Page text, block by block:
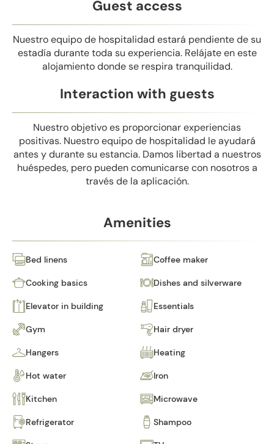
Guest access
Nuestro equipo de hospitalidad estará pendiente de su
estadía durante toda su experiencia. Relájate en este
alojamiento donde se respira tranquilidad.
Interaction with guests
Nuestro objetivo es proporcionar experiencias
positivas. Nuestro equipo de hospitalidad le ayudará
antes y durante su estancia. Damos libertad a nuestros
huéspedes, pero pueden comunicarse con nosotros a
través de la aplicación.
Amenities
Bed linens Coffee maker
Cooking basics Dishes and silverware
Elevator in building Essentials
Gym Hair dryer
Hangers Heating
Hot water Iron
Kitchen Microwave
Refrigerator Shampoo